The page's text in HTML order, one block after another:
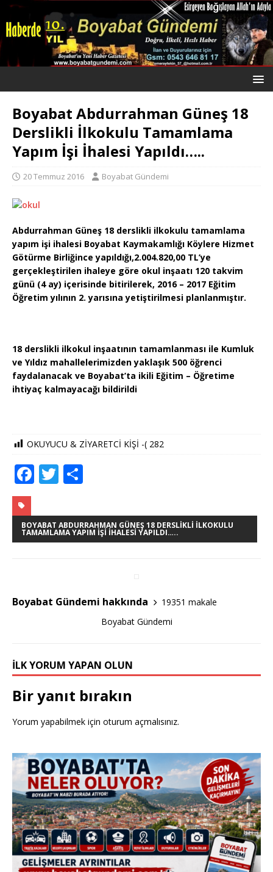
Boyabat Abdurrahman Güneş 18
Derslikli İlkokulu Tamamlama
Yapım İşi İhalesi Yapıldı…..
20 Temmuz 2016 Boyabat Gündemi
Abdurrahman Güneş 18 derslikli ilkokulu tamamlama
yapım işi ihalesi Boyabat Kaymakamlığı Köylere Hizmet
Götürme Birliğince yapıldığı,2.004.820,00 TL’ye
gerçekleştirilen ihaleye göre okul inşaatı 120 takvim
günü (4 ay) içerisinde bitirilerek, 2016 – 2017 Eğitim
Öğretim yılının 2. yarısına yetiştirilmesi planlanmıştır.
18 derslikli ilkokul inşaatının tamamlanması ile Kumluk
ve Yıldız mahallelerimizden yaklaşık 500 öğrenci
faydalanacak ve Boyabat’ta ikili Eğitim – Öğretime
ihtiyaç kalmayacağı bildirildi
OKUYUCU & ZİYARETCİ KİŞİ -( 282
F
c
e
o
k
T
it
te
ar
e
BOYABAT ABDURRAHMAN GÜNEŞ 18 DERSLIKLI İLKOKULU
TAMAMLAMA YAPIM İŞI İHALESI YAPILDI…..
Boyabat Gündemi hakkında
19351 makale
Boyabat Gündemi
İLK YORUM YAPAN OLUN
Bir yanıt bırakın
Yorum yapabilmek için oturum açmalısınız.